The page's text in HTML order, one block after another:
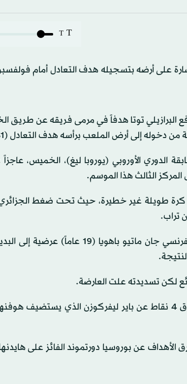
T
T
البرازيلي توتا هدفاً في مرمى فريقه عن طريق
مُني بخسارة أمام روما الإيطالي 0-2 في مسابقة الدوري الأوروبي (يوروبا ليغ)،
الثالث هذا الموسم.
كرة طويلة غير خطيرة، حيث تحت ضغط
تراب.
وقبل 9 دقائق من نهاية الوقت الأصلي، مرر البديل لاعب الوسط الفرنسي جان ماتيو باهويا
لكن تسديدته علت العارضة.
ورفع فرانكفورت رصيده في المركز الثالث إلى 38 نقطة متأخراً بفارق 4 نقاط عن باير ليفركوزن الذي